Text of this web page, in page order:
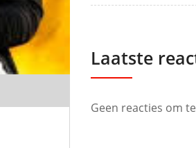
Laatste
Geen reacties om